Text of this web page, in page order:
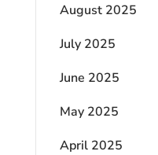
August 2025
July 2025
June 2025
May 2025
April 2025